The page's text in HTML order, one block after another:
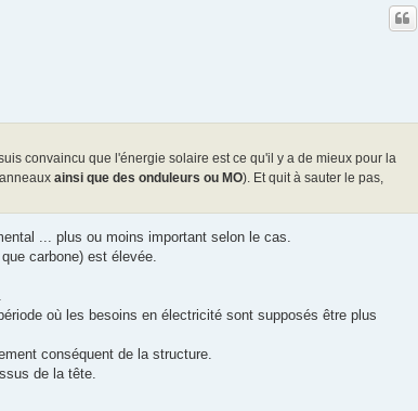
convaincu que l'énergie solaire est ce qu'il y a de mieux pour la
ainsi que des onduleurs ou MO). Et quit à sauter le pas,
... plus ou moins important selon le cas.
carbone) est élevée.
où les besoins en électricité sont supposés être plus
conséquent de la structure.
de la tête.